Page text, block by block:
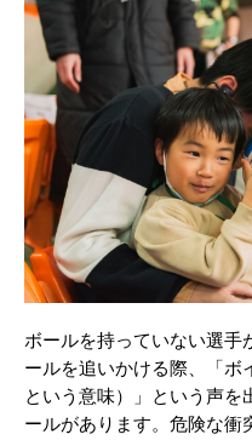
ボールを持っていない選手
ールを追いかける際、「ボ
という意味）」という声を
ールがあります。危険な衝